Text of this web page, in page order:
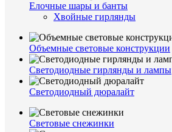
Елочные шары и банты
Хвойные гирлянды
Объемные световые конструкции
Светодиодные гирлянды и лампы
Светодиодный дюралайт
Световые снежинки